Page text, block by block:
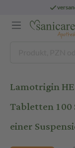
Lamotrigin
Tabletten
einer